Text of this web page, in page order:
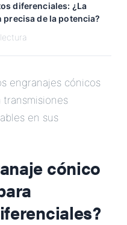
diferenciales: ¿La
de la potencia?
engranajes cónicos
transmisiones
en sus
cónico